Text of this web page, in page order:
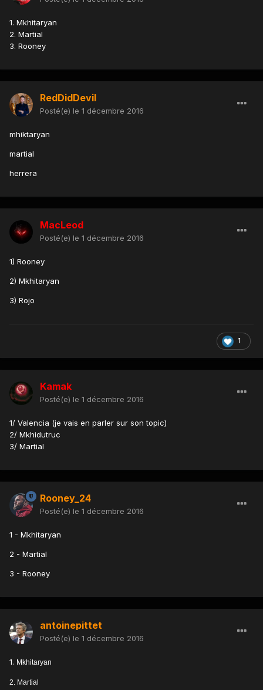
1. Mkhitaryan
2. Martial
3. Rooney
RedDidDevil
Posté(e) le 1 décembre 2016
mhiktaryan
martial
herrera
MacLeod
Posté(e) le 1 décembre 2016
1) Rooney
2) Mkhitaryan
3) Rojo
1
Kamak
Posté(e) le 1 décembre 2016
1/ Valencia (je vais en parler sur son topic)
2/ Mkhidutruc
3/ Martial
Rooney_24
Posté(e) le 1 décembre 2016
1 - Mkhitaryan
2 - Martial
3 - Rooney
antoinepittet
Posté(e) le 1 décembre 2016
1. Mkhitaryan
2. Martial